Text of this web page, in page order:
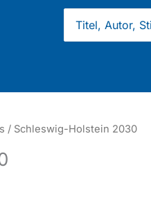
for:
/ Schleswig-Holstein 2030